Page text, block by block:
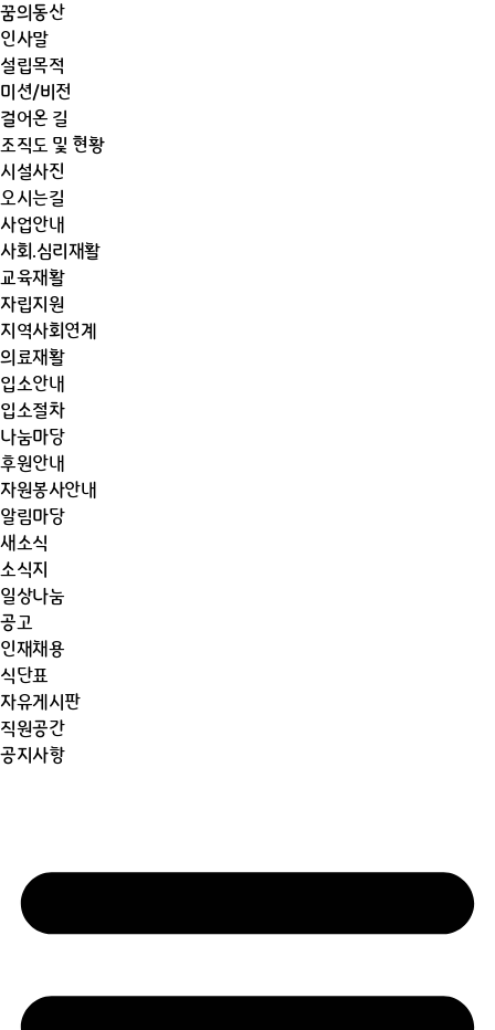
콘텐츠로
건너뛰기
꿈의동산
인사말
설립목적
미션/비전
걸어온 길
조직도 및 현황
시설사진
오시는길
사업안내
사회.심리재활
교육재활
자립지원
지역사회연계
의료재활
입소안내
입소절차
나눔마당
후원안내
자원봉사안내
알림마당
새소식
소식지
일상나눔
공고
인재채용
식단표
자유게시판
직원공간
공지사항